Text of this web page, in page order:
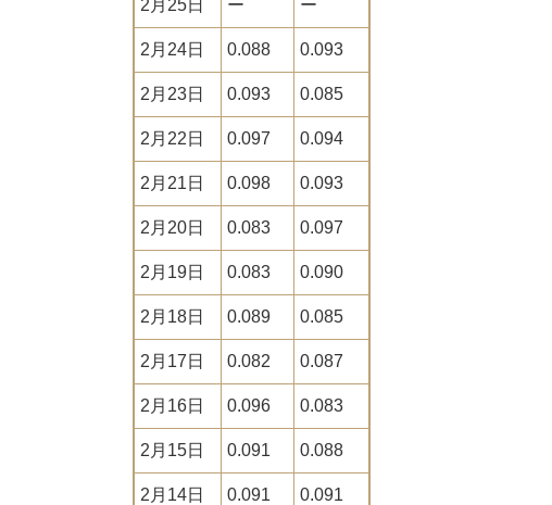
2月25日 ー ー
2月24日 0.088 0.093
2月23日 0.093 0.085
2月22日 0.097 0.094
2月21日 0.098 0.093
2月20日 0.083 0.097
2月19日 0.083 0.090
2月18日 0.089 0.085
2月17日 0.082 0.087
2月16日 0.096 0.083
2月15日 0.091 0.088
2月14日 0.091 0.091